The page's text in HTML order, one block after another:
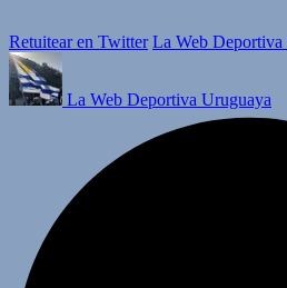
Retuitear en Twitter La Web Deportiva
La Web Deportiva Uruguaya